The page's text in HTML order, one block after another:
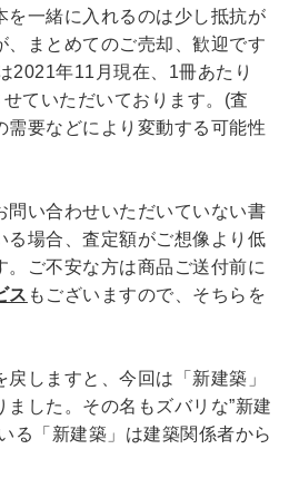
ンピュータ書籍
工学書 数学書
海洋学
イオテクノロジー
科学書
コンピュータ
エネルギー
地球科学・エコロジー
ビリテーション医学
基礎医学
小児科学
を一緒に入れるのは少し抵抗が
、まとめてのご売却、歓迎です
2021年11月現在、1冊あたり
ていただいております。(査
需要などにより変動する可能性
い合わせいただいていない書
る場合、査定額がご想像より低
。ご不安な方は商品ご送付前に
ス もございますので、そちらを
しますと、今回は「新建築」
ました。その名もズバリな”新建
る「新建築」は建築関係者から